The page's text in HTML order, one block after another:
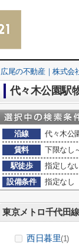
広尾の不動産｜株式会
代々木公園駅
沿線
代々木公
賃料
下限なし
駅徒歩
指定しな
設備条件
指定なし
東京メトロ千代田線
西日暮里(1)